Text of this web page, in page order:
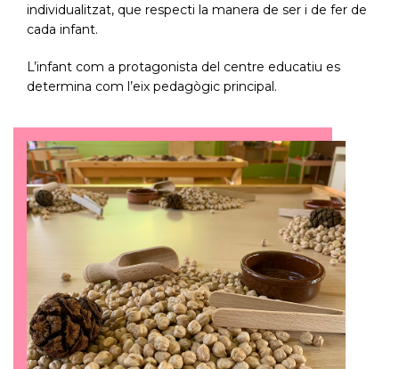
individualitzat, que respecti la manera de ser i de fer de
cada infant.
L’infant com a protagonista del centre educatiu es
determina com l’eix pedagògic principal.